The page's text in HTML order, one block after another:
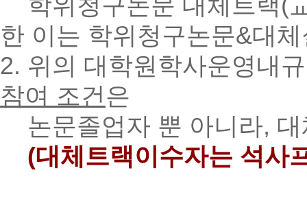
학위청구논문 대체트랙(
한 이는 학위청구논문&
2. 위의 대학원학사운영내
참여 조건은
논문졸업자 뿐 아니라, 대
(대체트랙이수자는 석사